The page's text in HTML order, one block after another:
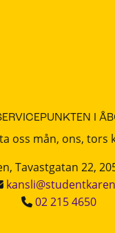
I
oss mån, ons, tors
Tavastgatan 22,
02 215 4650